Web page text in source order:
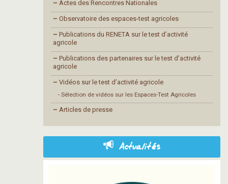
– Actes des Rencontres Nationales
– Observatoire des espaces-test agricoles
– Publications du RENETA sur le test d’activité
agricole
– Publications des partenaires sur le test d’activité
agricole
– Vidéos sur le test d’activité agricole
- Sélection de vidéos sur les Espaces-Test Agricoles
– Articles de presse
Actualités